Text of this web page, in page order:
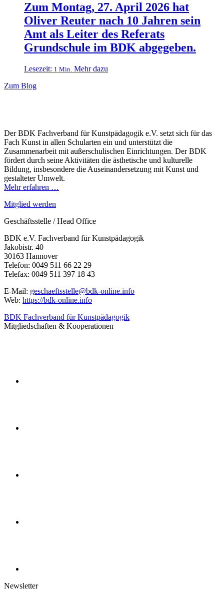
Zum Montag, 27. April 2026 hat
Oliver Reuter nach 10 Jahren sein
Amt als Leiter des Referats
Grundschule im BDK abgegeben.
Lesezeit: 1 Min. Mehr dazu
Zum Blog
Der BDK Fachverband für Kunstpädagogik e.V. setzt sich für das
Fach Kunst in allen Schularten ein und unterstützt die
Zusammenarbeit mit außerschulischen Einrichtungen. Der BDK
fördert durch seine Aktivitäten die ästhetische und kulturelle
Bildung, insbesondere die Auseinandersetzung mit Kunst und
gestalteter Umwelt.
Mehr erfahren …
Mitglied werden
Geschäftsstelle / Head Office
BDK e.V. Fachverband für Kunstpädagogik
Jakobistr. 40
30163 Hannover
Telefon: 0049 511 66 22 29
Telefax: 0049 511 397 18 43
E-Mail: geschaeftsstelle@bdk-online.info
Web: https://bdk-online.info
BDK Fachverband für Kunstpädagogik
Mitgliedschaften & Kooperationen
Newsletter